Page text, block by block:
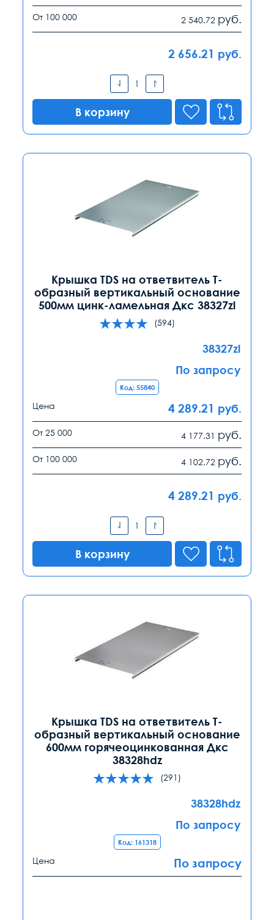
От 100 000 2 540.72 руб.
2 656.21 руб.
В корзину
Крышка TDS на ответвитель Т-
образный вертикальный основание
500мм цинк-ламельная Дкс 38327zl
(594)
38327zl
По запросу
Код: 55840
Цена 4 289.21 руб.
От 25 000 4 177.31 руб.
От 100 000 4 102.72 руб.
4 289.21 руб.
В корзину
Крышка TDS на ответвитель Т-
образный вертикальный основание
600мм горячеоцинкованная Дкс
38328hdz
(291)
38328hdz
По запросу
Код: 161318
Цена По запросу